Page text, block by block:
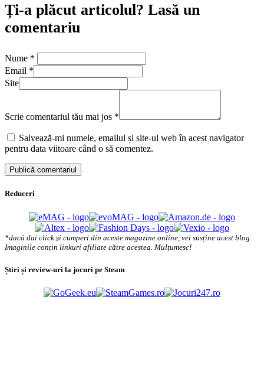
Ți-a plăcut articolul? Lasă un
comentariu
Nume *
Email *
Site
Scrie comentariul tău mai jos *
Salvează-mi numele, emailul și site-ul web în acest navigator
pentru data viitoare când o să comentez.
Reduceri
*dacă dai click și cumperi din aceste magazine online, vei susține acest blog.
Imaginile conțin linkuri afiliate către acestea. Mulțumesc!
Știri și review-uri la jocuri pe Steam